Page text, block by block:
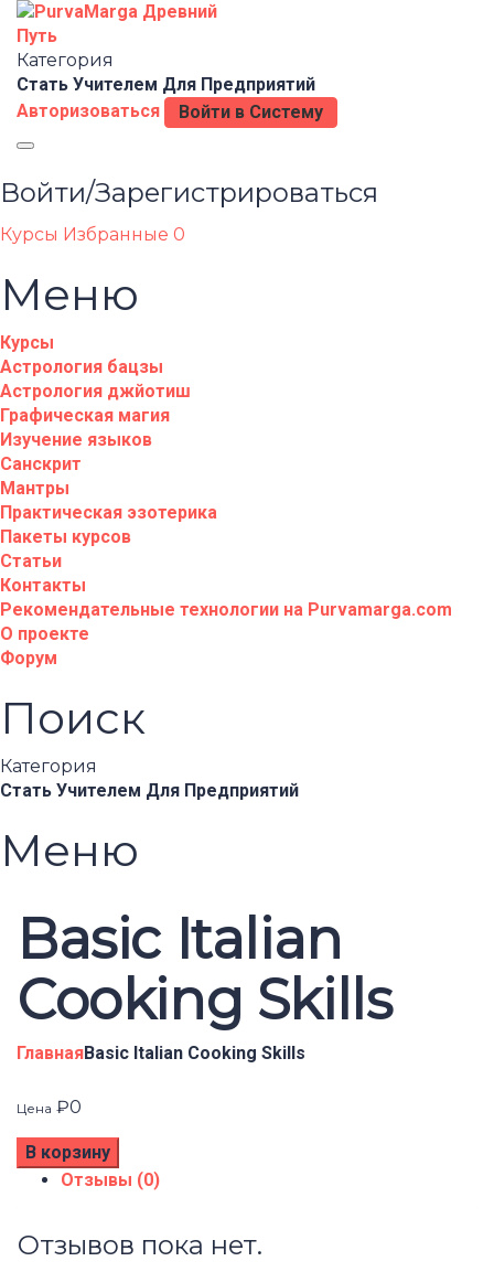
Категория
Стать Учителем Для Предприятий
Авторизоваться
Войти в Систему
Toggle
navigation
Войти/Зарегистрироваться
Курсы Избранные 0
Меню
Курсы
Астрология бацзы
Астрология джйотиш
Графическая магия
Изучение языков
Санскрит
Мантры
Практическая эзотерика
Пакеты курсов
Статьи
Контакты
Рекомендательные технологии на Purvamarga.com
О проекте
Форум
Поиск
Категория
Стать Учителем Для Предприятий
Меню
Basic Italian
Cooking Skills
ГлавнаяBasic Italian Cooking Skills
Цена ₽0
В корзину
Отзывы (0)
Отзывов пока нет.